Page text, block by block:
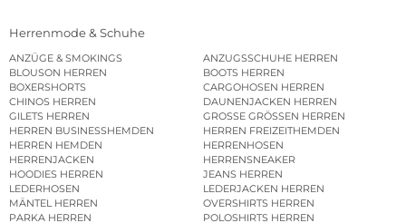
Herrenmode & Schuhe
ANZÜGE & SMOKINGS
ANZUGSSCHUHE HERREN
BLOUSON HERREN
BOOTS HERREN
BOXERSHORTS
CARGOHOSEN HERREN
CHINOS HERREN
DAUNENJACKEN HERREN
GILETS HERREN
GROSSE GRÖSSEN HERREN
HERREN BUSINESSHEMDEN
HERREN FREIZEITHEMDEN
HERREN HEMDEN
HERRENHOSEN
HERRENJACKEN
HERRENSNEAKER
HOODIES HERREN
JEANS HERREN
LEDERHOSEN
LEDERJACKEN HERREN
MÄNTEL HERREN
OVERSHIRTS HERREN
PARKA HERREN
POLOSHIRTS HERREN